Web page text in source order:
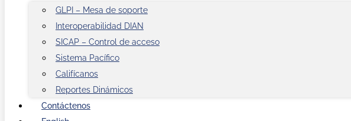
GLPI – Mesa de soporte
Interoperabilidad DIAN
SICAP – Control de acceso
Sistema Pacífico
Califícanos
Reportes Dinámicos
Contáctenos